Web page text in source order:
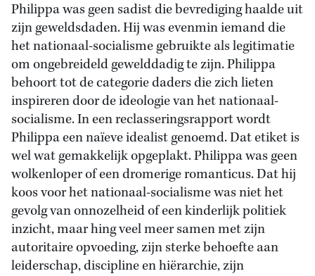
Philippa was geen sadist die bevrediging haalde uit
zijn geweldsdaden. Hij was evenmin iemand die
het nationaal-socialisme gebruikte als legitimatie
om ongebreideld gewelddadig te zijn. Philippa
behoort tot de categorie daders die zich lieten
inspireren door de ideologie van het nationaal-
socialisme. In een reclasseringsrapport wordt
Philippa een naïeve idealist genoemd. Dat etiket is
wel wat gemakkelijk opgeplakt. Philippa was geen
wolkenloper of een dromerige romanticus. Dat hij
koos voor het nationaal-socialisme was niet het
gevolg van onnozelheid of een kinderlijk politiek
inzicht, maar hing veel meer samen met zijn
autoritaire opvoeding, zijn sterke behoefte aan
leiderschap, discipline en hiërarchie, zijn